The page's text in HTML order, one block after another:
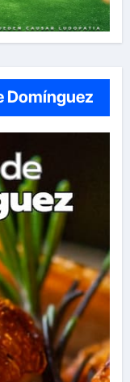
Domínguez